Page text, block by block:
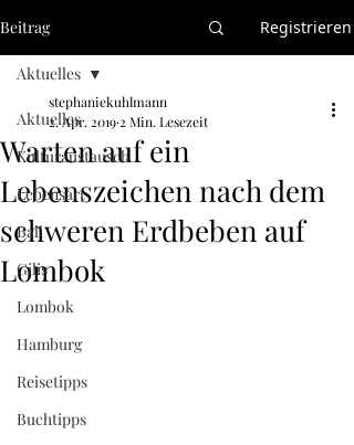
Beitrag Registrieren
Aktuelles
Kulturaustausch
Lebensart
Bali
Gilis
Lombok
Hamburg
Reisetipps
Buchtipps
Aktuelles
Warten auf ein
Lebenszeichen nach dem
schweren Erdbeben auf
Lombok
stephaniekuhlmann
2. Apr. 2019 2 Min. Lesezeit